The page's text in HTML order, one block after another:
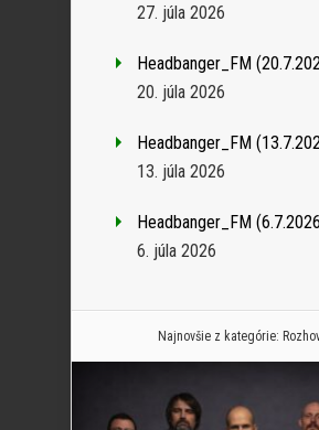
27. júla 2026
Headbanger_FM
20. júla 2026
Headbanger_FM
13. júla 2026
Headbanger_FM
6. júla 2026
Najnovšie z kategórie: